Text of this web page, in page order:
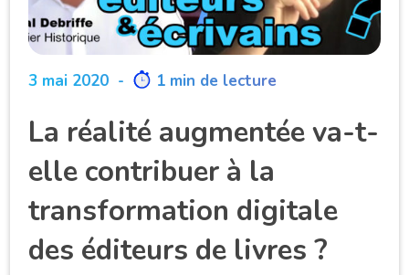
3 mai 2020 - 1 min de lecture
La réalité augmentée va-t-
elle contribuer à la
transformation digitale
des éditeurs de livres ?